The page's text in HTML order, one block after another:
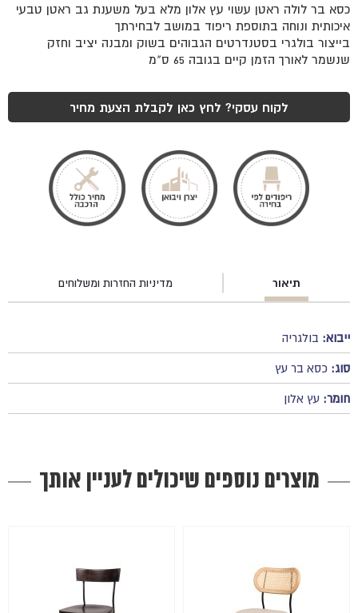
כסא בר לולה ראטן עשוי עץ אלון מלא בעל משענת גב ראטן טבעי
איכותית ונוחה בתוספת ריפוד במושב לבחירתך
בייצור בולגרי בסטנדרטים הגבוהים בשוק ומבנה יציב וחזק
שנשמר לאורך הזמן קיים בגובה 65 ס"מ
לקוח עסקי? לחץ כאן לקבלת הצעת מחיר
תיאור מדיניות החזרות ומשלוחים
ייבוא: בולגריה
סוג: כסא בר עץ
חומר: עץ אלון
מוצרים נוספים שיכולים לעניין אותך